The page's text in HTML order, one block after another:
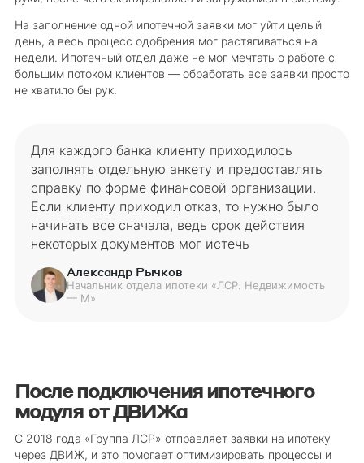
На заполнение одной ипотечной заявки мог уйти целый
день, а весь процесс одобрения мог растягиваться на
недели. Ипотечный отдел даже не мог мечтать о работе с
большим потоком клиентов — обработать все заявки просто
не хватило бы рук.
Для каждого банка клиенту приходилось
заполнять отдельную анкету и предоставлять
справку по форме финансовой организации.
Если клиенту приходил отказ, то нужно было
начинать все сначала, ведь срок действия
некоторых документов мог истечь
Александр Рычков
Начальник отдела ипотеки «ЛСР. Недвижимость
— М»
После подключения ипотечного
модуля от ДВИЖа
С 2018 года «Группа ЛСР» отправляет заявки на ипотеку
через ДВИЖ, и это помогает оптимизировать процессы и